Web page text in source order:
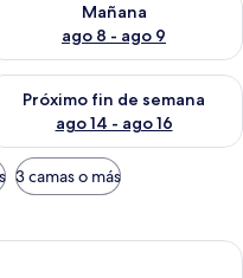
Mañana
ago 8 - ago 9
fin de semana ago 7 -
Próximo fin de semana
ago 14 - ago 16
la disponibilidad
3 camas o más
dormitorio moderno con una